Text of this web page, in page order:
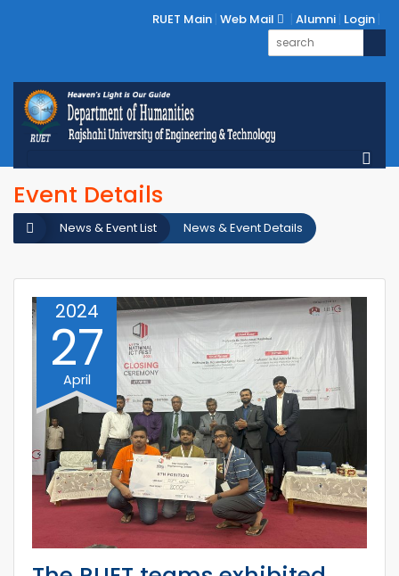
RUET Main Web Mail Alumni Login
Event Details
News & Event Details
News & Event List
2024
27
April